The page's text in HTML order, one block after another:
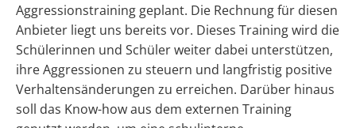
Aggressionstraining geplant. Die Rechnung für diesen
Anbieter liegt uns bereits vor. Dieses Training wird die
Schülerinnen und Schüler weiter dabei unterstützen,
ihre Aggressionen zu steuern und langfristig positive
Verhaltensänderungen zu erreichen. Darüber hinaus
soll das Know-how aus dem externen Training